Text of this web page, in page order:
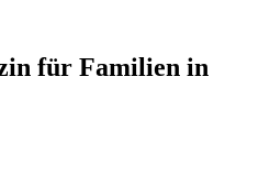
für Familien in